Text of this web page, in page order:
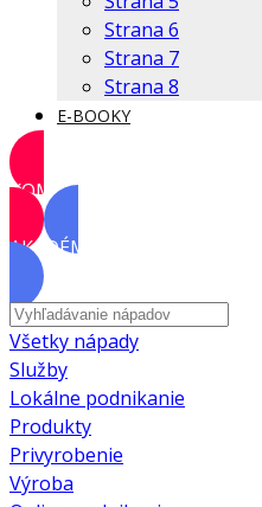
Strana 6
Strana 7
Strana 8
E-BOOKY
KOMUNITA
AKADÉMIA
Všetky nápady
Služby
Lokálne podnikanie
Produkty
Privyrobenie
Výroba